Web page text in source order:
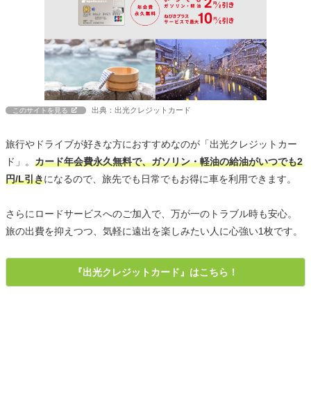
このサイトを見る 出典：出光クレジットカード
旅行やドライブが好きな方におすすめなのが「出光クレジットカー
ド」。 カード年会費永久無料で、ガソリン・軽油の給油がいつでも2
円/L引きになるので、旅先でも日常でもお得に車を利用できます。
さらにロードサービスへのご加入で、万が一のトラブル時も安心。
旅の出費を抑えつつ、気軽に遠出を楽しみたい人に心強い1枚です。
『出光クレジットカード』はこちら！